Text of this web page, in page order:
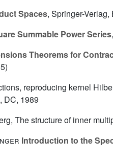
Spaces, Springer-
Summable Power Series
Theorems for
reproducing kernel
DC, 1989
The structure of inner
Introduction to the